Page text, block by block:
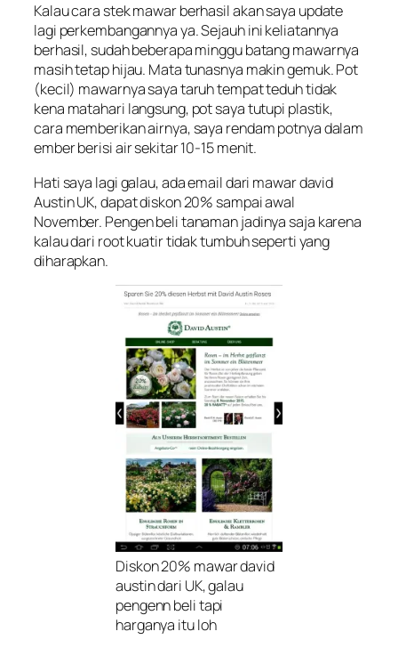
Kalau cara stek mawar berhasil akan saya update
lagi perkembangannya ya. Sejauh ini keliatannya
berhasil, sudah beberapa minggu batang mawarnya
masih tetap hijau. Mata tunasnya makin gemuk. Pot
(kecil) mawarnya saya taruh tempat teduh tidak
kena matahari langsung, pot saya tutupi plastik,
cara memberikan airnya, saya rendam potnya dalam
ember berisi air sekitar 10-15 menit.
Hati saya lagi galau, ada email dari mawar david
Austin UK, dapat diskon 20% sampai awal
November. Pengen beli tanaman jadinya saja karena
kalau dari root kuatir tidak tumbuh seperti yang
diharapkan.
Diskon 20% mawar david
austin dari UK, galau
pengenn beli tapi
harganya itu loh